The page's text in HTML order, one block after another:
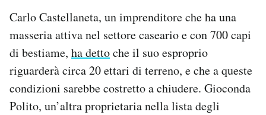
Carlo Castellaneta, un imprenditore che ha una
masseria attiva nel settore caseario e con 700 capi
di bestiame, ha dettoche il suo esproprio
riguarderà circa 20 ettari di terreno, e che a queste
condizioni sarebbe costretto a chiudere. Gioconda
Polito, un’altra proprietaria nella lista degli